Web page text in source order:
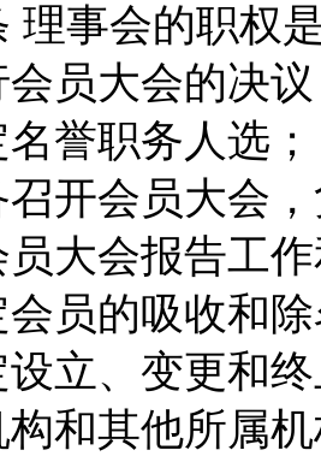
理事会的职权
会员大会的决
名誉职务人选；
召开会员大会
员大会报告工
会员的吸收和
设立、变更和
和其他所属